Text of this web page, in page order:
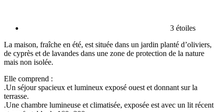
3 étoiles
La maison, fraîche en été, est située dans un jardin planté d’oliviers,
de cyprès et de lavandes dans une zone de protection de la nature
mais non isolée.
Elle comprend :
.Un séjour spacieux et lumineux exposé ouest et donnant sur la
terrasse.
.Une chambre lumineuse et climatisée, exposée est avec un lit récent